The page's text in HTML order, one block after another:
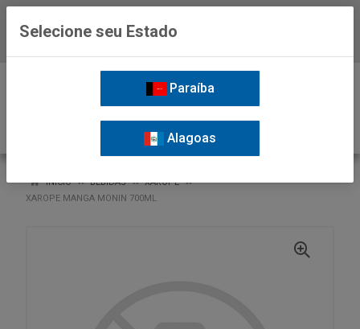
INÍCIO BEBIDAS
XAROPE
XAROPE MANGA MONIN 700ML
Selecione seu Estado
Paraíba
Alagoas